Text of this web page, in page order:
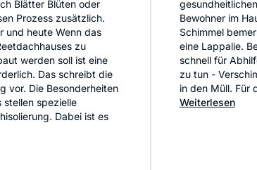
Blätter Blüten oder
Prozess zusätzlich.
und heute Wenn das
zu
werden soll ist eine
Das schreibt die
vor. Die Besonderheiten
stellen spezielle
Dabei ist es
und dämmen: So hält ein Reetdach 40 Jahre
Bewohner im
Schimmel
eine Lappalie.
schnell für
zu tun -
in den Müll. Für
Weiterlesen: